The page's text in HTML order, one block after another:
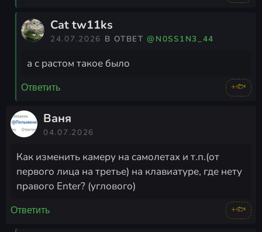
Cat tw11ks
24.07.2026 В ОТВЕТ@N0SS1N3_44
а с растом такое было
Ответить +🐟
Ваня
04.07.2026
Как изменить камеру на самолетах и т.п.(от
первого лица на третье) на клавиатуре, где нету
правого Enter? (углового)
Ответить +🐟